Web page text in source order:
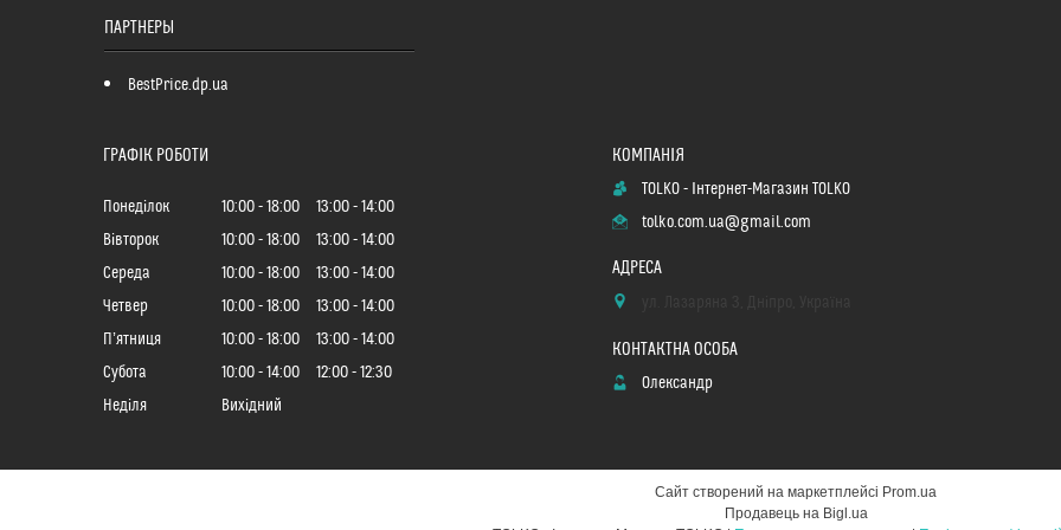
ПАРТНЕРЫ
BestPrice.dp.ua
ГРАФІК РОБОТИ
Понеділок 10:00 18:00 13:00
14:00
Вівторок
10:00 18:00 13:00
14:00
Середа
10:00 18:00 13:00
14:00
Четвер
10:00 18:00 13:00
14:00
Пʼятниця
10:00 18:00 13:00
14:00
Субота
10:00 14:00 12:00
12:30
Неділя
Вихідний
TOLKO - Інтернет-Магазин TOLKO
tolko.com.ua@gmail.com
Олександр
Сайт створений на маркетплейсі Prom.ua
Продавець на Bigl.ua